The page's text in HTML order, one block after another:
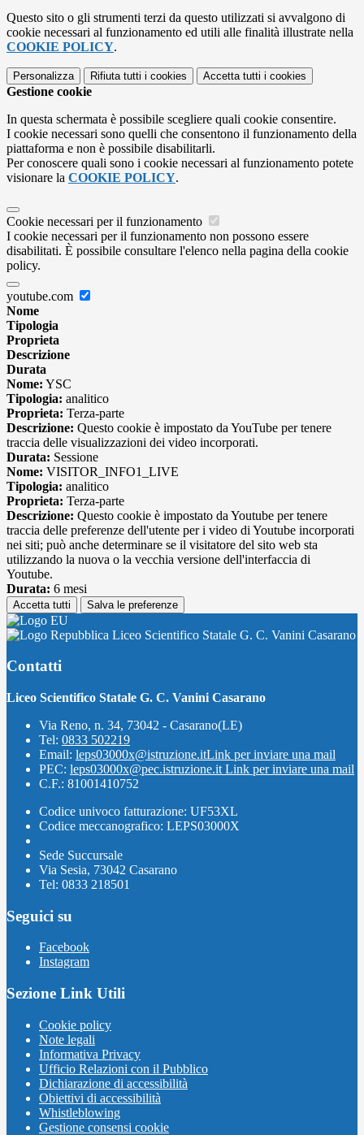
Questo sito o gli strumenti terzi da questo utilizzati si avvalgono di
cookie necessari al funzionamento ed utili alle finalità illustrate nella
COOKIE POLICY.
Personalizza Rifiuta tutti i cookies Accetta tutti i cookies
Gestione cookie
In questa schermata è possibile scegliere quali cookie consentire.
I cookie necessari sono quelli che consentono il funzionamento della
piattaforma e non è possibile disabilitarli.
Per conoscere quali sono i cookie necessari al funzionamento potete
visionare la COOKIE POLICY.
Cookie necessari per il funzionamento
I cookie necessari per il funzionamento non possono essere
disabilitati. È possibile consultare l'elenco nella pagina della cookie
policy.
youtube.com
Nome
Tipologia
Proprieta
Descrizione
Durata
Nome: YSC
Tipologia: analitico
Proprieta: Terza-parte
Descrizione: Questo cookie è impostato da YouTube per tenere
traccia delle visualizzazioni dei video incorporati.
Durata: Sessione
Nome: VISITOR_INFO1_LIVE
Tipologia: analitico
Proprieta: Terza-parte
Descrizione: Questo cookie è impostato da Youtube per tenere
traccia delle preferenze dell'utente per i video di Youtube incorporati
nei siti; può anche determinare se il visitatore del sito web sta
utilizzando la nuova o la vecchia versione dell'interfaccia di
Youtube.
Durata: 6 mesi
Accetta tutti Salva le preferenze
Liceo Scientifico Statale G. C. Vanini Casarano
Contatti
Liceo Scientifico Statale G. C. Vanini Casarano
Via Reno, n. 34, 73042 - Casarano(LE)
Tel: 0833 502219
Email: leps03000x@istruzione.itLink per inviare una mail
PEC: leps03000x@pec.istruzione.it Link per inviare una mail
C.F.: 81001410752
Codice univoco fatturazione: UF53XL
Codice meccanografico: LEPS03000X
Sede Succursale
Via Sesia, 73042 Casarano
Tel: 0833 218501
Seguici su
Facebook
Instagram
Sezione Link Utili
Cookie policy
Note legali
Informativa Privacy
Ufficio Relazioni con il Pubblico
Dichiarazione di accessibilità
Obiettivi di accessibilità
Whistleblowing
Gestione consensi cookie